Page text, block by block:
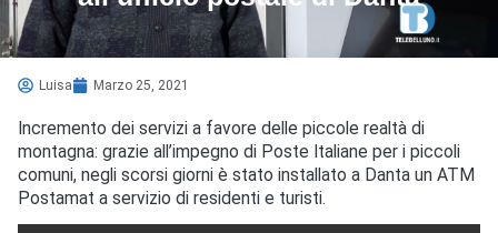
Luisa Marzo 25, 2021
Incremento dei servizi a favore delle piccole realtà di
montagna: grazie all’impegno di Poste Italiane per i piccoli
comuni, negli scorsi giorni è stato installato a Danta un ATM
Postamat a servizio di residenti e turisti.